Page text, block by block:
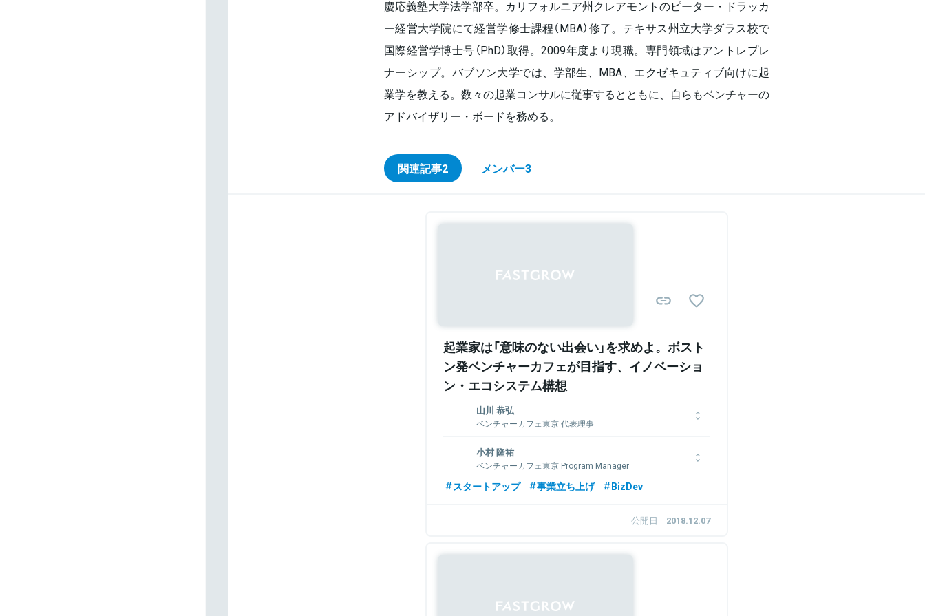
慶応義塾大学法学部卒。カリフォルニア州クレアモントのピーター・ドラッカ
ー経営大学院にて経営学修士課程（MBA）修了。テキサス州立大学ダラス校で
国際経営学博士号（PhD）取得。2009年度より現職。専門領域はアントレプレ
ナーシップ。バブソン大学では、学部生、MBA、エクゼキュティブ向けに起
業学を教える。数々の起業コンサルに従事するとともに、自らもベンチャーの
アドバイザリー・ボードを務める。
関連記事2 メンバー3
起業家は「意味のない出会い」を求めよ。ボスト
ン発ベンチャーカフェが目指す、イノベーショ
ン・エコシステム構想
山川 恭弘
ベンチャーカフェ東京 代表理事
慶応義塾大学法学部卒。カリフォルニア州クレアモントのピータ
ー・ドラッカー経営大学院にて経営学修士課程（MBA）修了。テキ
サス州立大学ダラス校で国際経営学博士号（PhD）取得。2009年度
数々の起業コンサルに従事するとともに、自らもベンチャーのア
小村 隆祐
ベンチャーカフェ東京 Program Manager
同志社大学経済学部卒業、Babson College F. W. Olin Graduate
に従事。MBA留学後、株式会社グロービスで人材育成・ 組織開発
ートアップの組織開発等を手掛けつつ、起業分野のコンテンツ・
スタートアップ 事業立ち上げ BizDev
公開日 2018.12.07